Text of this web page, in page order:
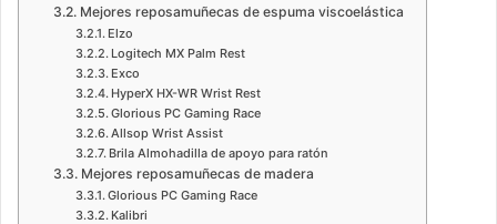
Mejores reposamuñecas de espuma viscoelástica
Elzo
Logitech MX Palm Rest
Exco
HyperX HX-WR Wrist Rest
Glorious PC Gaming Race
Allsop Wrist Assist
Brila Almohadilla de apoyo para ratón
Mejores reposamuñecas de madera
Glorious PC Gaming Race
Kalibri